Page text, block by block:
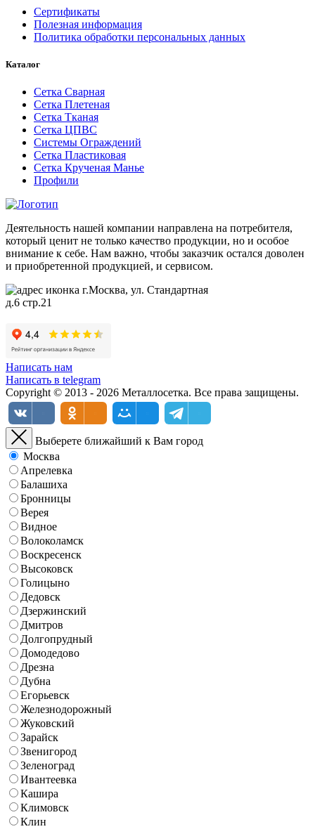
Сертификаты
Полезная информация
Политика обработки персональных данных
Каталог
Сетка Сварная
Сетка Плетеная
Сетка Тканая
Сетка ЦПВС
Системы Ограждений
Сетка Пластиковая
Сетка Крученая Манье
Профили
Деятельность нашей компании направлена на потребителя,
который ценит не только качество продукции, но и особое
внимание к себе. Нам важно, чтобы заказчик остался доволен
и приобретенной продукцией, и сервисом.
г.Москва, ул. Стандартная
д.6 стр.21
Написать нам
Написать в telegram
Copyright © 2013 - 2026 Металлосетка. Все права защищены.
Выберете ближайший к Вам город
Москва
Апрелевка
Балашиха
Бронницы
Верея
Видное
Волоколамск
Воскресенск
Высоковск
Голицыно
Дедовск
Дзержинский
Дмитров
Долгопрудный
Домодедово
Дрезна
Дубна
Егорьевск
Железнодорожный
Жуковский
Зарайск
Звенигород
Зеленоград
Ивантеевка
Кашира
Климовск
Клин